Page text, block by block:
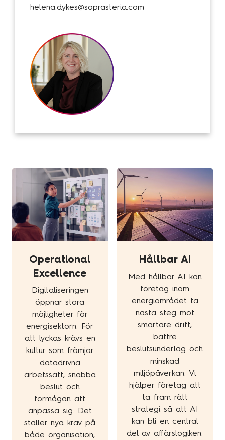
Vår historia
Karriär
Lediga tjänster
Traineeprogram
Pressmeddelanden
Insikter
Event & webinars
Pressmeddelanden
Det digitala undret
Kontakta oss
helena.dykes@soprasteria.com
Operational
Excellence
Digitaliseringen
öppnar stora
möjligheter för
energisektorn. För
att lyckas krävs en
kultur som främjar
datadrivna
arbetssätt, snabba
beslut och
förmågan att
anpassa sig. Det
ställer nya krav på
både organisation,
Hållbar AI
Med hållbar AI kan
företag inom
energiområdet ta
nästa steg mot
smartare drift,
bättre
beslutsunderlag och
minskad
miljöpåverkan. Vi
hjälper företag att
ta fram rätt
strategi så att AI
kan bli en central
del av affärslogiken.